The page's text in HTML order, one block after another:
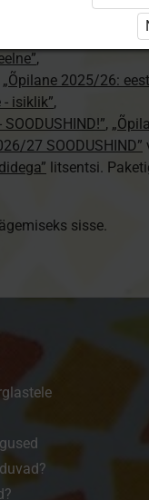
2024/25 –
,
„Õpilane 2025/26:
isiklik”,
,
27 SOODUSHIND”
litsentsi.
sisse.